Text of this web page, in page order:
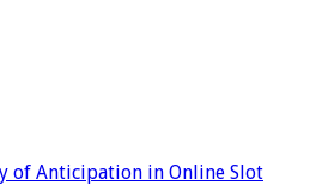
of Anticipation in Online Slot